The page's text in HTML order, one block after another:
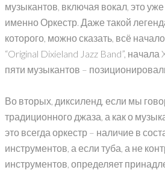
музыкантов, включая вокал, это
именно Оркестр. Даже такой
которого, можно сказать, всё
“Original Dixieland Jazz Band”,
пяти музыкантов –
Во вторых, диксиленд, если мы
традиционного джаза, а как о
это всегда оркестр – наличие в
инструментов, а если туба, а не
инструментов, определяет